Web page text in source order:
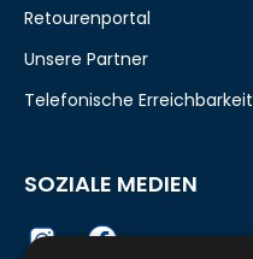
Retourenportal
Unsere Partner
Telefonische Erreichbarkeit
SOZIALE MEDIEN